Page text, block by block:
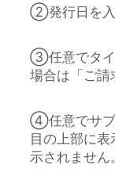
②発行日を入
③任意でタイ
場合は「ご請
④任意でサブ
目の上部に
示されません。